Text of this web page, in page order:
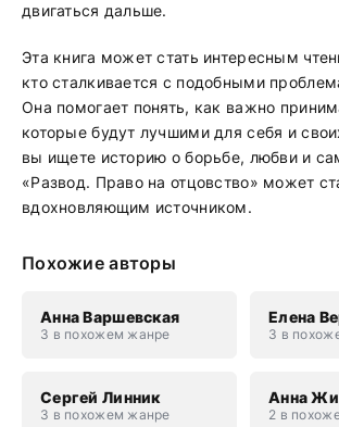
двигаться дальше.
Эта книга может стать интересным
кто сталкивается с подобными
Она помогает понять, как важно
которые будут лучшими для себя и
вы ищете историю о борьбе, любви и
«Развод. Право на отцовство» может
вдохновляющим источником.
Похожие авторы
Анна Варшевская
3 в похожем жанре
Елена
3 в
Сергей Линник
3 в похожем жанре
Анна
2 в